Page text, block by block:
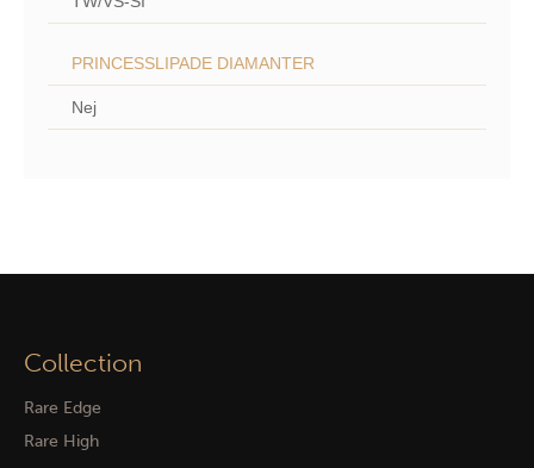
PRINCESSLIPADE DIAMANTER
Nej
Collection
Rare Edge
Rare High